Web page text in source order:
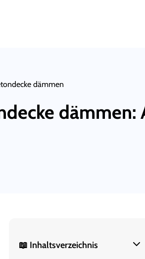
dämmen
dämmen:
📖 Inhaltsverzeichnis
Auskragende Betondecken sind
aus energetischer Sicht sind sie
Welche Lösungen gibt es, um